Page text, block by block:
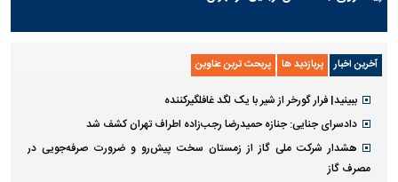
آخرین اخبار پربازدید ها پربحث ترین عناوین
ببینید| فرار گورخر از شیر با یک لگد غافلگیرکننده
دادسرای جنایی: جنازه حمیدرضا رجب‌زاده اطراف تهران کشف شد
هشدار شرکت ملی گاز از زمستان سخت پیش‌رو و ضرورت صرفه‌جویی در
مصرف گاز